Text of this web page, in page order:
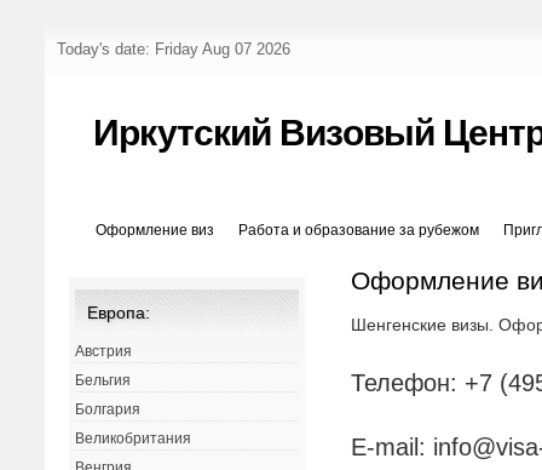
Today's date: Friday Aug 07 2026
Иркутский Визовый
Оформление виз Работа и образование за рубежом
Оформление
Шенгенские визы.
Телефон: +7
E-mail:
Европа:
Австрия
Бельгия
Болгария
Великобритания